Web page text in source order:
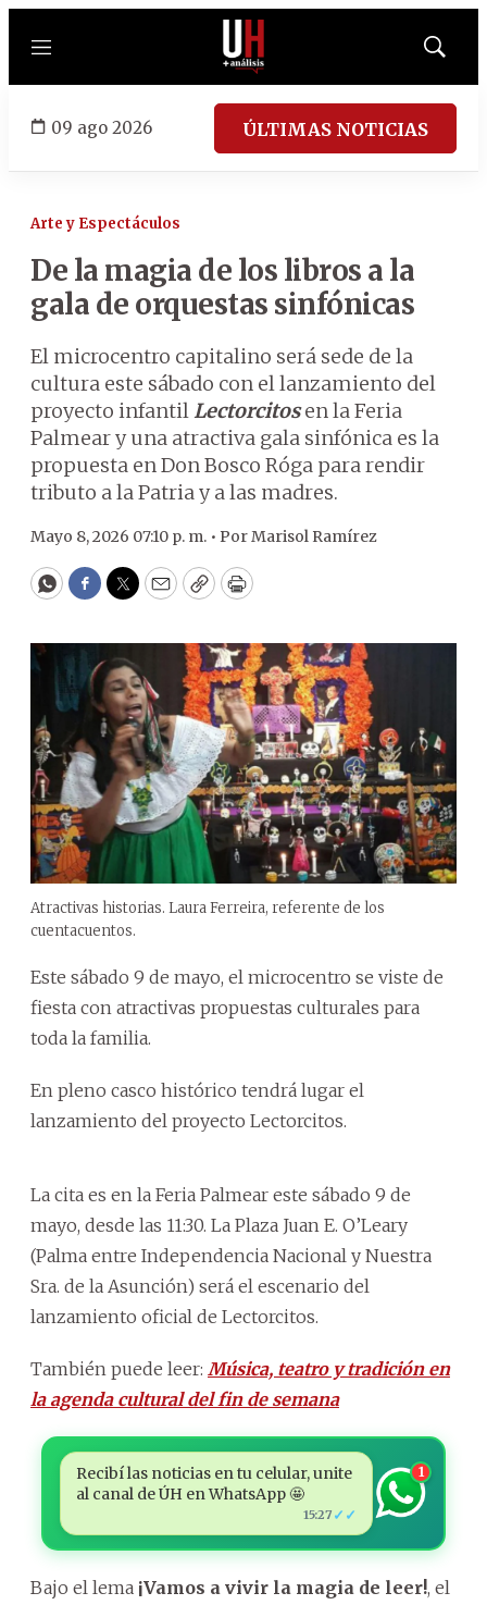
Menú
Mostrar
09 ago 2026 ÚLTIMAS NOTICIAS
Arte y Espectáculos
De la magia de los libros a la
gala de orquestas sinfónicas
El microcentro capitalino será sede de la
cultura este sábado con el lanzamiento del
proyecto infantilLectorcitosen la Feria
Palmear y una atractiva gala sinfónica es la
propuesta en Don Bosco Róga para rendir
tributo a la Patria y a las madres.
Mayo 8, 2026 07:10 p. m. • PorMarisol Ramírez
WhatsApp
Facebook
Twitter
EmailCopyPrint
Atractivas historias. Laura Ferreira, referente de los
cuentacuentos.
Este sábado 9 de mayo, el microcentro se viste de
fiesta con atractivas propuestas culturales para
toda la familia.
En pleno casco histórico tendrá lugar el
lanzamiento del proyecto Lectorcitos.
La cita es en la Feria Palmear este sábado 9 de
mayo, desde las 11:30. La Plaza Juan E. O’Leary
(Palma entre Independencia Nacional y Nuestra
Sra. de la Asunción) será el escenario del
lanzamiento oficial de Lectorcitos.
También puede leer: Música, teatro y tradición en
la agenda cultural del fin de semana
Recibí las noticias en tu celular, unite
al canal de ÚH en WhatsApp 🤩
15:27 ✓✓
1
Bajo el lema ¡Vamos a vivir la magia de leer!, el